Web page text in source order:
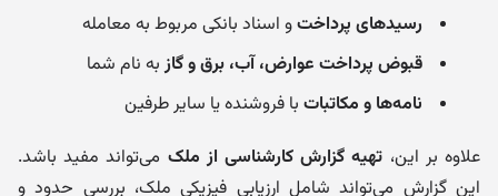
رسیدهای پرداختو اسناد بانکی مربوط به معامله
قبوض پرداخت عوارض، آب، برق و گازبه نام شما
نامه‌ها و مکاتبات با فروشنده یا سایر طرفین
علاوه بر این، تهیه گزارش کارشناسی از ملک می‌تواند مفید باشد.
این گزارش می‌تواند شامل ارزیابی فیزیکی ملک، بررسی حدود و